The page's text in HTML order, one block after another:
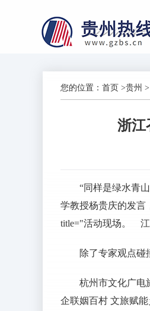
您的位置： 首页 >贵州 >
浙江
“同样是绿水青
学教授杨贵庆的发言
title="活动现场。
除了专家观点碰
杭州市文化广电
企联姻百村 文旅赋